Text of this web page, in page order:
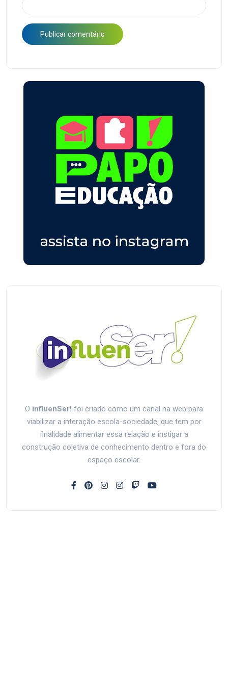
O influenSer! foi criado como um canal na web para
viabilizar a interação escola-sociedade, que tem por
finalidade alimentar essa relação e instigar a
construção coletiva de conhecimento dentro e fora do
espaço escolar.